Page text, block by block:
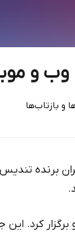
وب و
و بازتاب‌ها
برنده
کرد. این